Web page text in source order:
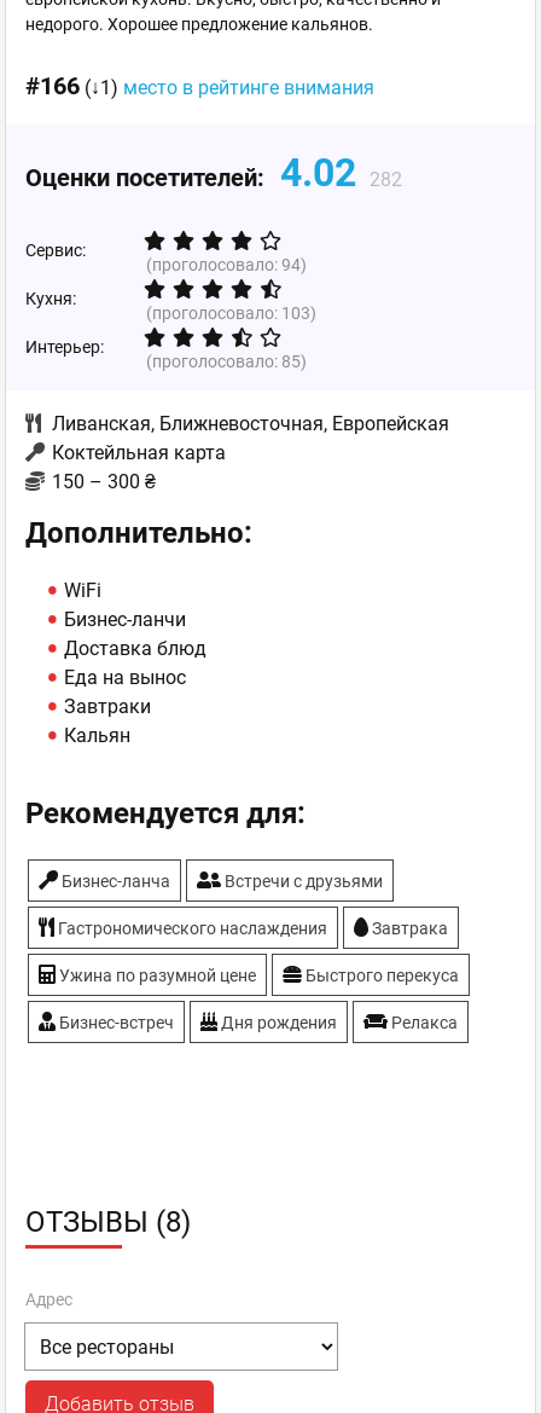
недорого. Хорошее предложение кальянов.
#166 (↓1) место в рейтинге внимания
Оценки посетителей: 4.02 282
Сервис:
(проголосовало:94)
Кухня:
(проголосовало: 103)
Интерьер:
(проголосовало: 85)
Ливанская, Ближневосточная, Европейская
Коктейльная карта
150 – 300 ₴
Дополнительно:
WiFi
Бизнес-ланчи
Доставка блюд
Еда на вынос
Завтраки
Кальян
Рекомендуется для:
Бизнес-ланча Встречи с друзьями
Гастрономического наслаждения Завтрака
Ужина по разумной цене Быстрого перекуса
Бизнес-встреч Дня рождения Релакса
ОТЗЫВЫ (8)
Адрес
Добавить отзыв